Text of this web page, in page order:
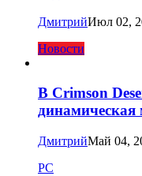
ДмитрийИюл 02,
Новости
В Crimson
динамическая
ДмитрийМай 04,
PC